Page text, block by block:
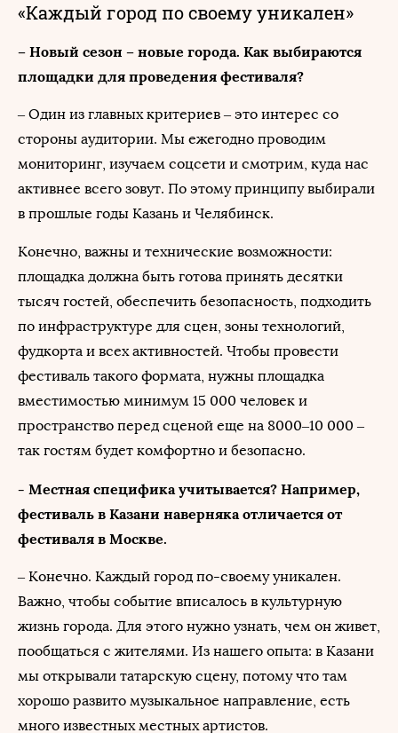
«Каждый город по своему уникален»
– Новый сезон – новые города. Как выбираются
площадки для проведения фестиваля?
– Один из главных критериев – это интерес со
стороны аудитории. Мы ежегодно проводим
мониторинг, изучаем соцсети и смотрим, куда нас
активнее всего зовут. По этому принципу выбирали
в прошлые годы Казань и Челябинск.
Конечно, важны и технические возможности:
площадка должна быть готова принять десятки
тысяч гостей, обеспечить безопасность, подходить
по инфраструктуре для сцен, зоны технологий,
фудкорта и всех активностей. Чтобы провести
фестиваль такого формата, нужны площадка
вместимостью минимум 15 000 человек и
пространство перед сценой еще на 8000–10 000 –
так гостям будет комфортно и безопасно.
- Местная специфика учитывается? Например,
фестиваль в Казани наверняка отличается от
фестиваля в Москве.
– Конечно. Каждый город по-своему уникален.
Важно, чтобы событие вписалось в культурную
жизнь города. Для этого нужно узнать, чем он живет,
пообщаться с жителями. Из нашего опыта: в Казани
мы открывали татарскую сцену, потому что там
хорошо развито музыкальное направление, есть
много известных местных артистов.